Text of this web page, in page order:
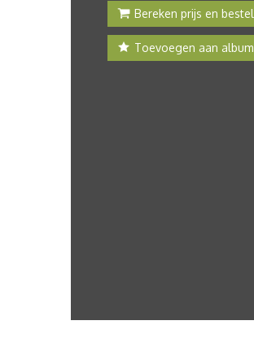
Bereken prijs en bestel
Toevoegen aan album